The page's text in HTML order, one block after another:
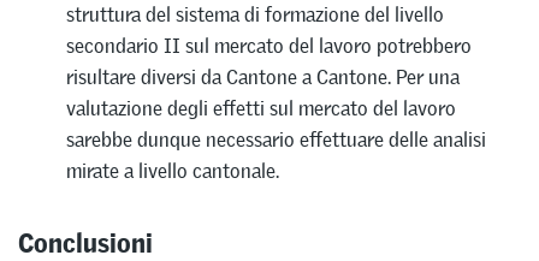
struttura del sistema di formazione del livello
secondario II sul mercato del lavoro potrebbero
risultare diversi da Cantone a Cantone. Per una
valutazione degli effetti sul mercato del lavoro
sarebbe dunque necessario effettuare delle analisi
mirate a livello cantonale.
Conclusioni